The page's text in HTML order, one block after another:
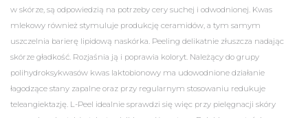
w skórze, są odpowiedzią na potrzeby cery suchej i odwodnionej. Kwas
mlekowy również stymuluje produkcję ceramidów, a tym samym
uszczelnia barierę lipidową naskórka. Peeling delikatnie złuszcza nadając
skórze gładkość. Rozjaśnia ją i poprawia koloryt. Należący do grupy
polihydroksykwasów kwas laktobionowy ma udowodnione działanie
łagodzące stany zapalne oraz przy regularnym stosowaniu redukuje
teleangiektazję. L-Peel idealnie sprawdzi się więc przy pielęgnacji skóry